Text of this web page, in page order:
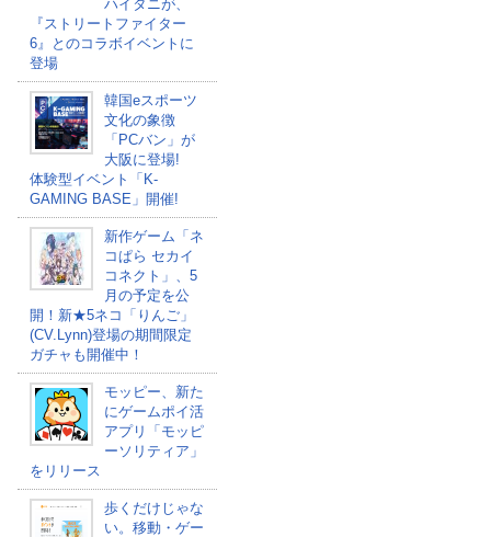
ハイタニが、
『ストリートファイター
6』とのコラボイベントに
登場
韓国eスポーツ
文化の象徴
「PCバン」が
大阪に登場!
体験型イベント「K-
GAMING BASE」開催!
新作ゲーム「ネ
コぱら セカイ
コネクト」、5
月の予定を公
開！新★5ネコ「りんご」
(CV.Lynn)登場の期間限定
ガチャも開催中！
モッピー、新た
にゲームポイ活
アプリ「モッピ
ーソリティア」
をリリース
歩くだけじゃな
い。移動・ゲー